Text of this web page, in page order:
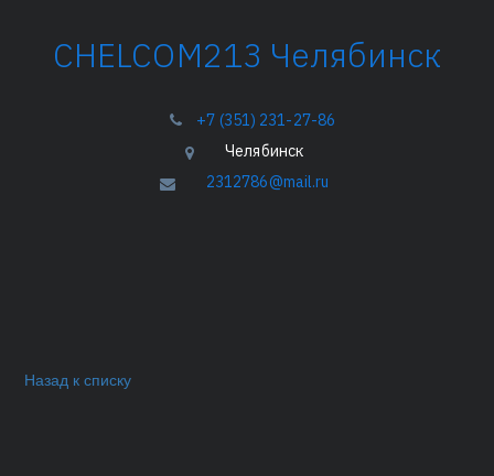
­­­CHELCOM213 Челябинск
+7 (351) 231-27-86
Челябинск
2312786@mail.ru
Назад к списку